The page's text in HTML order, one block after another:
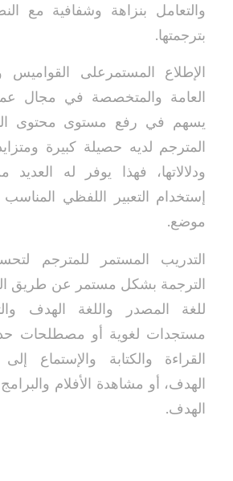
والتعامل بنزاهة وشفافية مع
بترجمتها.
الإطلاع المستمرعلى القواميس
العامة والمتخصصة في مجال
يسهم في رفع مستوى محتوى
المترجم لديه حصيلة كبيرة
ودلالاتها، فهذا يوفر له
إستخدام التعبير اللفظي
موضع.
التدريب المستمر للمترجم
الترجمة بشكل مستمر عن طريق
للغة المصدر واللغة الهدف
مستجدات لغوية أو مصطلحات
القراءة والكتابة والإستماع
الهدف، أو مشاهدة الأفلام والبرامج
الهدف.